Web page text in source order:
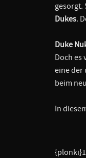
gesorgt.
Dukes.
Duke
Doch es
eine der
beim
In